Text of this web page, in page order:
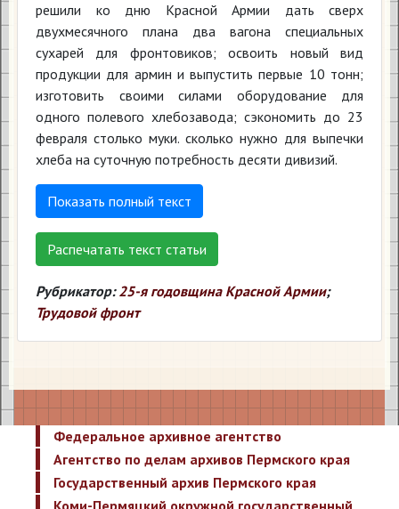
решили ко дню Красной Армии дать сверх
двухмесячного плана два вагона специальных
сухарей для фронтовиков; освоить новый вид
продукции для армин и выпустить первые 10 тонн;
изготовить своими силами оборудование для
одного полевого хлебозавода; сэкономить до 23
февраля столько муки. сколько нужно для выпечки
хлеба на суточную потребность десяти дивизий.
Показать полный текст
Распечатать текст статьи
Рубрикатор: 25-я годовщина Красной Армии;
Трудовой фронт
Федеральное архивное агентство
Агентство по делам архивов Пермского края
Государственный архив Пермского края
Коми-Пермяцкий окружной государственный